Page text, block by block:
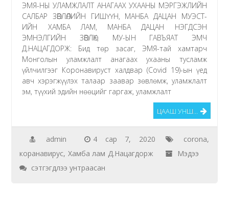
ЭМЯ-НЫ УЛАМЖЛАЛТ АНАГААХ УХААНЫ МЭРГЭЖЛИЙН
САЛБАР ЗӨВЛӨЛИЙН ГИШҮҮН, МАНБА ДАЦАН МУЭСТ-
ИЙН ХАМБА ЛАМ, МАНБА ДАЦАН НЭГДСЭН
ЭМНЭЛГИЙН ЗӨВЛӨХ, МУ-ЫН ГАВЪЯАТ ЭМЧ
Д.НАЦАГДОРЖ: Бид төр засаг, ЭМЯ-тай хамтарч
Монголын уламжлалт анагаах ухааны тусламж
үйлчилгээг Коронавируст халдвар (Covid 19)-ын үед
авч хэрэгжүүлэх талаар заавар зөвлөмж, уламжлалт
эм, түүхий эдийн нөөцийг гаргаж, уламжлалт
ЦААШ УНШ…
admin 4 сар 7, 2020 corona,
коранавирус, Хамба лам Д.Нацагдорж
Мэдээ
Хамба
сэтгэгдлээ унтраасан